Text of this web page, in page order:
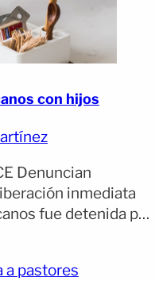
con hijos
Denuncian
inmediata
fue detenida por
religiosas
para firmar una
a pastores